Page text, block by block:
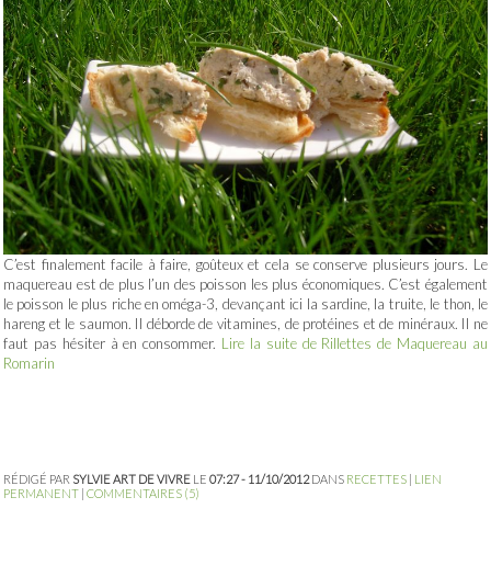
C’est finalement facile à faire, goûteux et cela se conserve plusieurs jours. Le
maquereau est de plus l’un des poisson les plus économiques. C’est également
le poisson le plus riche en oméga-3, devançant ici la sardine, la truite, le thon, le
hareng et le saumon. Il déborde de vitamines, de protéines et de minéraux. Il ne
faut pas hésiter à en consommer. Lire la suite de Rillettes de Maquereau au
Romarin
RÉDIGÉ PAR SYLVIE ART DE VIVRE LE 07:27 - 11/10/2012DANS RECETTES | LIEN
PERMANENT | COMMENTAIRES (5)